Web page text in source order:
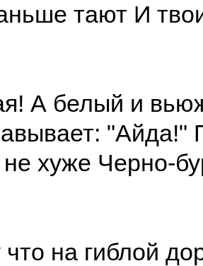
тают И
А белый и
"Айда!"
хуже Черно-
на гиблой